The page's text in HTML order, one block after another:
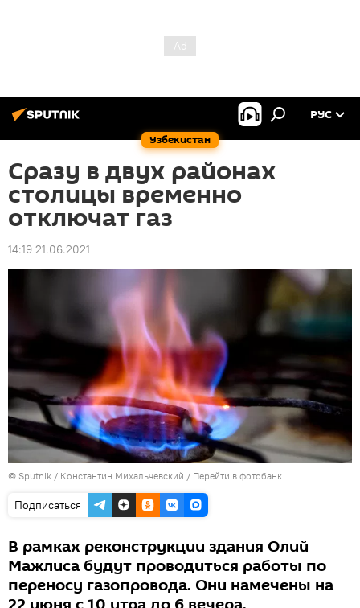
Узбекистан
РУС
Сразу в двух районах
столицы временно
отключат газ
14:19 21.06.2021
© Sputnik / Константин Михальчевский / Перейти в фотобанк
Подписаться
В рамках реконструкции здания Олий
Мажлиса будут проводиться работы по
переносу газопровода. Они намечены на